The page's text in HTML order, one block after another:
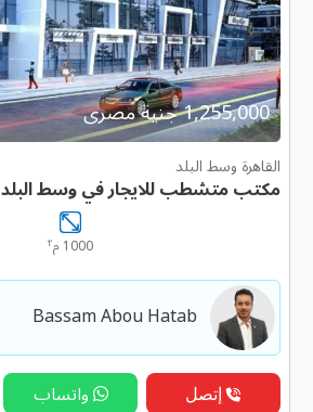
1,255,000 جنية مصرى
القاهرة وسط البلد
مكتب متشطب للايجار في وسط البلد
1000 م ٢
Bassam Abou Hatab
إتصل واتساب